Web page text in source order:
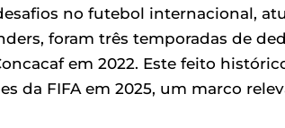
no futebol internacional,
foram três temporadas de
em 2022. Este feito
da FIFA em 2025, um marco